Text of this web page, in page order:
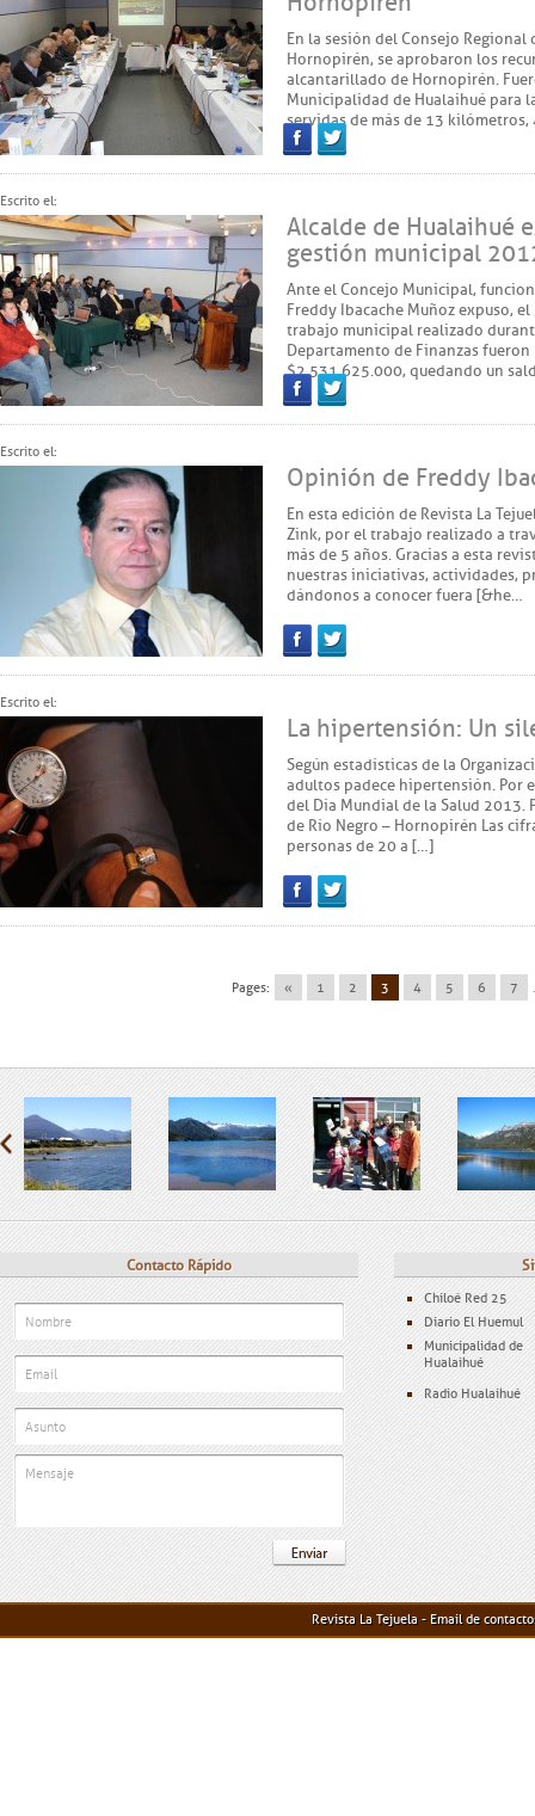
En la sesión del Consejo
Hornopirén, se aprobaron los
alcantarillado de Hornopirén.
Municipalidad de Hualaihué para
servidas de más de 13
FacebookTwitter
Escrito el:
Alcalde de Hualaihué
gestión municipal
Ante el Concejo Municipal,
Freddy Ibacache Muñoz expuso,
trabajo municipal realizado
Departamento de Finanzas
$2.531.625.000, quedando un
FacebookTwitter
Escrito el:
Opinión de Freddy
En esta edición de Revista La
Zink, por el trabajo realizado a
más de 5 años. Gracias a esta
nuestras iniciativas, actividades,
dándonos a conocer fuera [&he…
FacebookTwitter
Escrito el:
La hipertensión: Un
Según estadísticas de la
adultos padece hipertensión. Por
del Día Mundial de la Salud 2013.
de Río Negro – Hornopirén Las
personas de 20 a […]
FacebookTwitter
Pages: « 1 2 3 4 5 6 7
Contacto Rápido
Chiloé Red 25
Diario El Huemul
Municipalidad de
Hualaihué
Radio Hualaihué
Revista La Tejuela - Email de